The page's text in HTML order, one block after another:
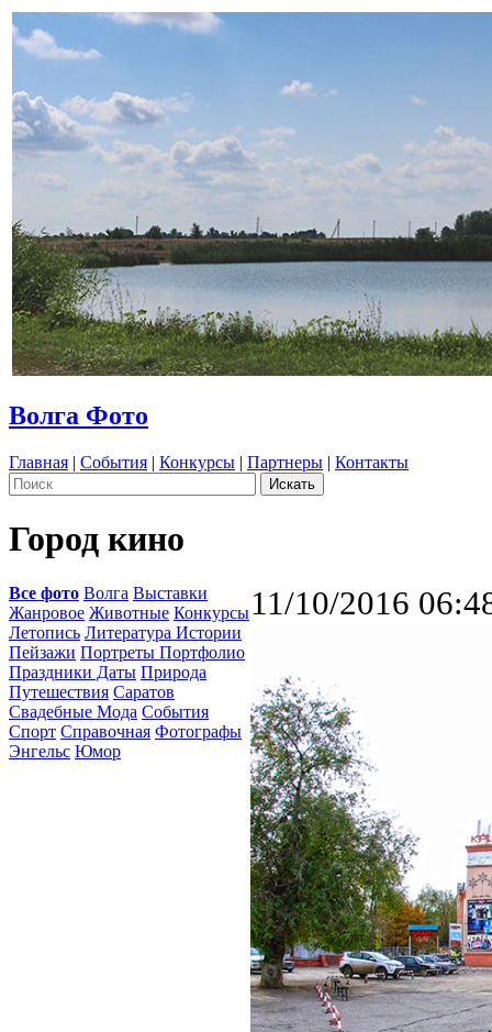
Волга Фото
Главная | События | Конкурсы | Партнеры | Контакты
Город кино
Все фото Волга Выставки
Жанровое Животные Конкурсы
Летопись Литература Истории
Пейзажи Портреты Портфолио
Праздники Даты Природа
Путешествия Саратов
Свадебные Мода События
Спорт Справочная Фотографы
Энгельс Юмор
11/10/2016